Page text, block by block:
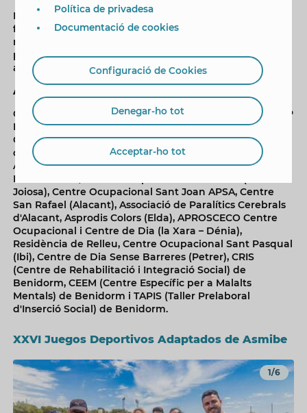
Després del lliurament de premis, la celebració ha
finalitzat amb un menjar de germanor en la pista
multiesport coberta de la instal·lació, en la qual han
participat prop de 500 persones entre esportistes,
acompanyants i voluntariat.
Associacions i centres participants
Centre d'Educació Especial Secanet (la Vila Joiosa), CEIP
Puig Campana, CEIP Miguel Hernández, Aula Avant del
CEIP Ausiàs March, Aula Avant IES Mediterrània, Centre
de Dia Garrofers (Elx), Centre Ocupacional Doble Amor,
AFEM (Associació de Familiars i Malalts Mentals) de la
Marina Baixa, Centre Ocupacional Les Talaies (la Vila
Joiosa), Centre Ocupacional Sant Joan APSA, Centre
San Rafael (Alacant), Associació de Paralítics Cerebrals
d'Alacant, Asprodis Colors (Elda), APROSCECO Centre
Ocupacional i Centre de Dia (la Xara – Dénia),
Residència de Relleu, Centre Ocupacional Sant Pasqual
(Ibi), Centre de Dia Sense Barreres (Petrer), CRIS
(Centre de Rehabilitació i Integració Social) de
Benidorm, CEEM (Centre Específic per a Malalts
Mentals) de Benidorm i TAPIS (Taller Prelaboral
d'Inserció Social) de Benidorm.
XXVI Juegos Deportivos Adaptados de Asmibe
1/6
Política de privadesa
Documentació de cookies
Configuració de Cookies
Denegar-ho tot
Acceptar-ho tot